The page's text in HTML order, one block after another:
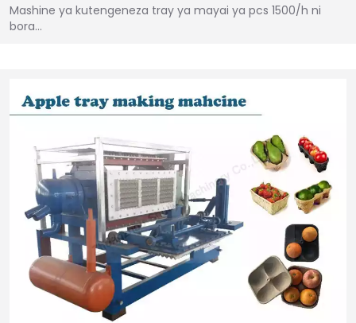
Mashine ya kutengeneza tray ya mayai ya pcs 1500/h ni
bora...